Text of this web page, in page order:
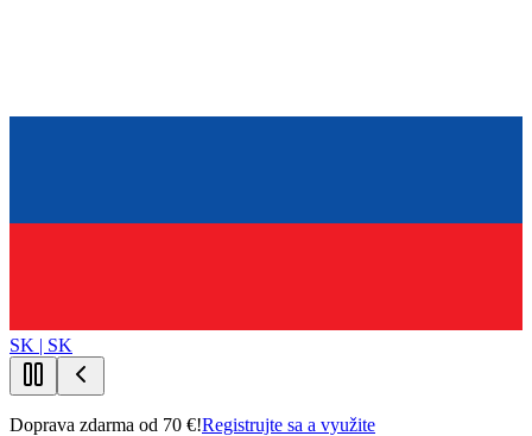
SK | SK
Doprava zdarma od 70 €!Registrujte sa a využite